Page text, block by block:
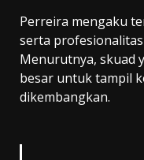
Perreira mengaku
serta
Menurutnya, skuad
besar untuk tampil
dikembangkan.